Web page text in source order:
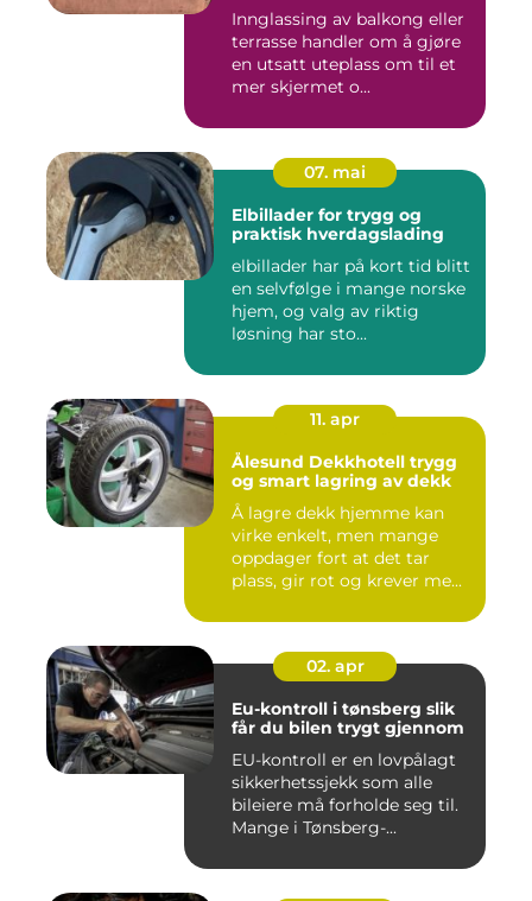
Innglassing av balkong eller
terrasse handler om å gjøre
en utsatt uteplass om til et
mer skjermet o...
07. mai
Elbillader for trygg og
praktisk hverdagslading
elbillader har på kort tid blitt
en selvfølge i mange norske
hjem, og valg av riktig
løsning har sto...
11. apr
Ålesund Dekkhotell trygg
og smart lagring av dekk
Å lagre dekk hjemme kan
virke enkelt, men mange
oppdager fort at det tar
plass, gir rot og krever me...
02. apr
Eu-kontroll i tønsberg slik
får du bilen trygt gjennom
EU-kontroll er en lovpålagt
sikkerhetssjekk som alle
bileiere må forholde seg til.
Mange i Tønsberg-...